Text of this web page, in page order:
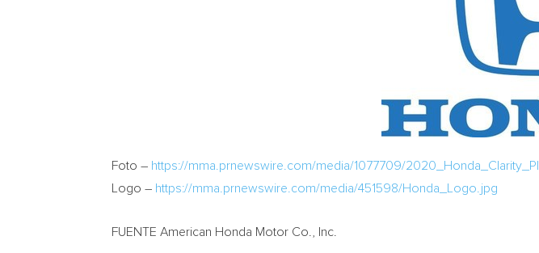
Foto – https://mma.prnewswire.com/media/1077709/
Logo – https://mma.prnewswire.com/media/451598/Honda_Logo.jpg
FUENTE American Honda Motor Co., Inc.